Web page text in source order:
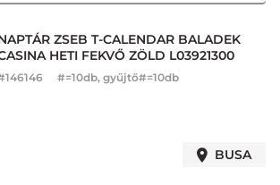
ZSEB T-CALENDAR BALADEK
HETI FEKVŐ ZÖLD L03921300
146146 #=10db, gyűjtő#=10db
BUSA